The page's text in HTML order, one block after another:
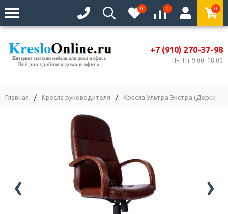
0 0 0
+7 (910) 270-37-98
Пн–Пт 9:00–18:00
Главная / Кресла руководителя / Кресла Ультра Экстра (Дерево)
‹ ›